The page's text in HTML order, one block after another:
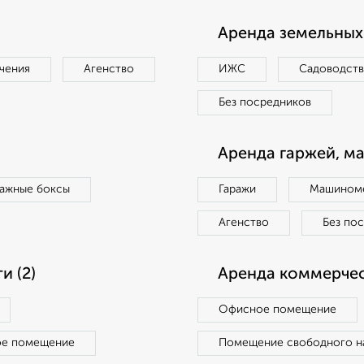
Агенство
Аренда земельных
ИЖС
Без посредников
боксы
Аренда гаржей,
Гаражи
Агенство Без
(2)
помещение
Аренда
Офисное помещение
Помещение свободного